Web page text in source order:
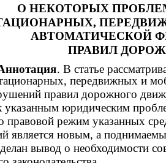
О НЕКОТОРЫХ
АВТОМАТИЧЕСКОЙ
ПРАВИЛ
. В статье
передвижных и
правил дорожного
указанным юридическим
правовой режим указанных
является новым, а
вывод о необходимости